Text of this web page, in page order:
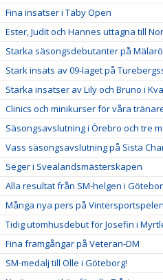
Fina insatser i Täby Open
Ester, Judit och Hannes uttagna till
Starka säsongsdebutanter på
Stark insats av 09-laget på
Starka insatser av Lily och Bruno i
Clinics och minikurser för våra
Säsongsavslutning i Örebro och tre
Vass säsongsavslutning på Sista
Seger i Svealandsmästerskapen
Alla resultat från SM-helgen i
Många nya pers på Vintersportspelen
Tidig utomhusdebut för Josefin i
Fina framgångar på Veteran-DM
SM-medalj till Olle i Göteborg!